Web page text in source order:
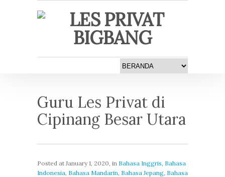
Guru Les Privat di
Cipinang Besar Utara
Posted atJanuary 1, 2020, in Bahasa Inggris, Bahasa
Indonesia, Bahasa Mandarin, Bahasa Jepang, Bahasa